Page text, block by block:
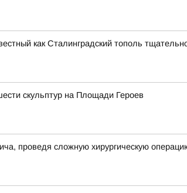
как Сталинградский тополь
скульптур на Площади Героев
проведя сложную хирургическую